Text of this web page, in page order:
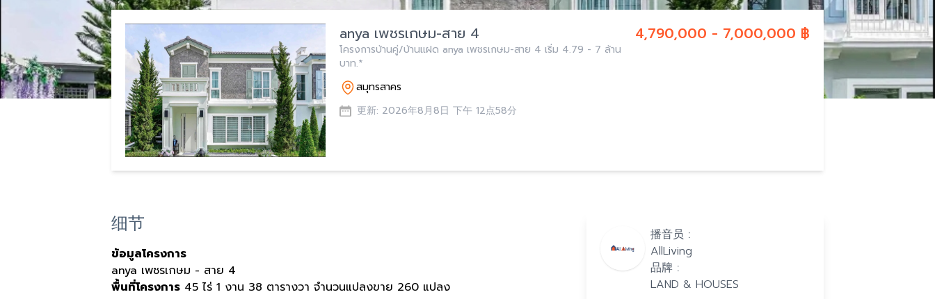
4,790,000 - 7,000,000 ฿
anya เพชรเกษม-สาย 4
โครงการบ้านคู่/บ้านแฝด anya เพชรเกษม-สาย 4 เริ่ม 4.79 - 7 ล้าน
บาท.*
สมุทรสาคร
更新: 2026年8月8日 下午 12点58分
细节
ข้อมูลโครงการ
anya เพชรเกษม - สาย 4
พื้นที่โครงการ 45 ไร่ 1 งาน 38 ตารางวา จำนวนแปลงขาย 260 แปลง
播音员 :
AllLiving
品牌 :
LAND & HOUSES